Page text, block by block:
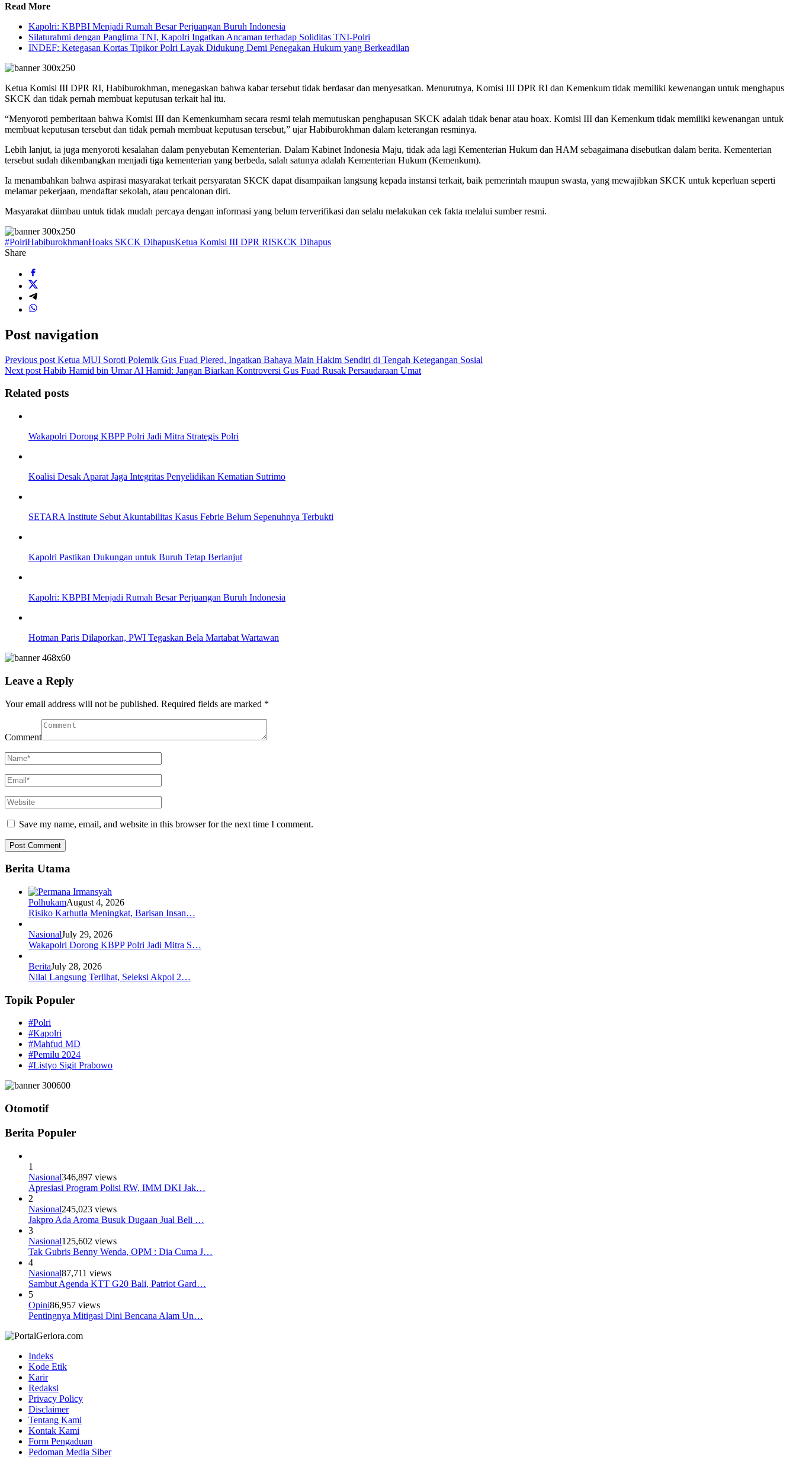
Read More
Kapolri: KBPBI Menjadi Rumah Besar Perjuangan Buruh Indonesia
Silaturahmi dengan Panglima TNI, Kapolri Ingatkan Ancaman terhadap Soliditas TNI-Polri
INDEF: Ketegasan Kortas Tipikor Polri Layak Didukung Demi Penegakan Hukum yang Berkeadilan
Ketua Komisi III DPR RI, Habiburokhman, menegaskan bahwa kabar tersebut tidak berdasar dan menyesatkan. Menurutnya, Komisi III DPR RI dan Kemenkum tidak memiliki kewenangan untuk menghapus
SKCK dan tidak pernah membuat keputusan terkait hal itu.
“Menyoroti pemberitaan bahwa Komisi III dan Kemenkumham secara resmi telah memutuskan penghapusan SKCK adalah tidak benar atau hoax. Komisi III dan Kemenkum tidak memiliki kewenangan untuk
membuat keputusan tersebut dan tidak pernah membuat keputusan tersebut,” ujar Habiburokhman dalam keterangan resminya.
Lebih lanjut, ia juga menyoroti kesalahan dalam penyebutan Kementerian. Dalam Kabinet Indonesia Maju, tidak ada lagi Kementerian Hukum dan HAM sebagaimana disebutkan dalam berita. Kementerian
tersebut sudah dikembangkan menjadi tiga kementerian yang berbeda, salah satunya adalah Kementerian Hukum (Kemenkum).
Ia menambahkan bahwa aspirasi masyarakat terkait persyaratan SKCK dapat disampaikan langsung kepada instansi terkait, baik pemerintah maupun swasta, yang mewajibkan SKCK untuk keperluan seperti
melamar pekerjaan, mendaftar sekolah, atau pencalonan diri.
Masyarakat diimbau untuk tidak mudah percaya dengan informasi yang belum terverifikasi dan selalu melakukan cek fakta melalui sumber resmi.
#PolriHabiburokhmanHoaks SKCK DihapusKetua Komisi III DPR RISKCK Dihapus
Share
Post navigation
Previous post Ketua MUI Soroti Polemik Gus Fuad Plered, Ingatkan Bahaya Main Hakim Sendiri di Tengah Ketegangan Sosial
Next post Habib Hamid bin Umar Al Hamid: Jangan Biarkan Kontroversi Gus Fuad Rusak Persaudaraan Umat
Related posts
Wakapolri Dorong KBPP Polri Jadi Mitra Strategis Polri
Koalisi Desak Aparat Jaga Integritas Penyelidikan Kematian Sutrimo
SETARA Institute Sebut Akuntabilitas Kasus Febrie Belum Sepenuhnya Terbukti
Kapolri Pastikan Dukungan untuk Buruh Tetap Berlanjut
Kapolri: KBPBI Menjadi Rumah Besar Perjuangan Buruh Indonesia
Hotman Paris Dilaporkan, PWI Tegaskan Bela Martabat Wartawan
Leave a Reply
Your email address will not be published. Required fields are marked *
Comment
Save my name, email, and website in this browser for the next time I comment.
Berita Utama
PolhukamAugust 4, 2026
Risiko Karhutla Meningkat, Barisan Insan…
NasionalJuly 29, 2026
Wakapolri Dorong KBPP Polri Jadi Mitra S…
BeritaJuly 28, 2026
Nilai Langsung Terlihat, Seleksi Akpol 2…
Topik Populer
#Polri
#Kapolri
#Mahfud MD
#Pemilu 2024
#Listyo Sigit Prabowo
Otomotif
Berita Populer
1
Nasional346,897 views
Apresiasi Program Polisi RW, IMM DKI Jak…
2
Nasional245,023 views
Jakpro Ada Aroma Busuk Dugaan Jual Beli …
3
Nasional125,602 views
Tak Gubris Benny Wenda, OPM : Dia Cuma J…
4
Nasional87,711 views
Sambut Agenda KTT G20 Bali, Patriot Gard…
5
Opini86,957 views
Pentingnya Mitigasi Dini Bencana Alam Un…
Indeks
Kode Etik
Karir
Redaksi
Privacy Policy
Disclaimer
Tentang Kami
Kontak Kami
Form Pengaduan
Pedoman Media Siber